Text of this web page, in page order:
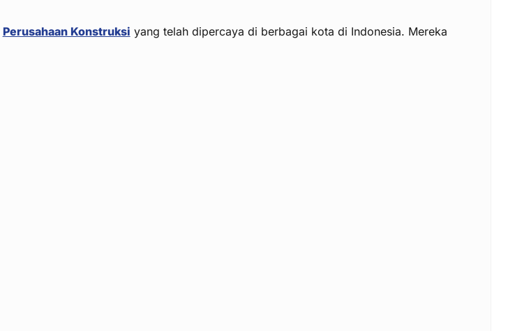
Perusahaan Konstruksi yang telah dipercaya di berbagai kota di Indonesia. Mereka